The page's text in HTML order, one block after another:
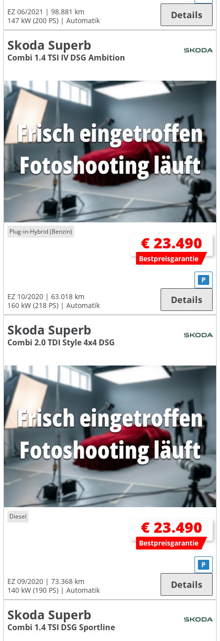
EZ 06/2021
98.881 km
147 kW (200 PS)
Automatik Details
Skoda Superb
Combi 1.4 TSI IV DSG Ambition
Plug-in-Hybrid (Benzin)
€ 23.490
Bestpreisgarantie
EZ 10/2020
63.018 km
160 kW (218 PS)
Automatik
P
Details
Skoda Superb
Combi 2.0 TDI Style 4x4 DSG
Diesel
€ 23.490
Bestpreisgarantie
EZ 09/2020
73.368 km
140 kW (190 PS)
Automatik
P
Details
Skoda Superb
Combi 1.4 TSI DSG Sportline